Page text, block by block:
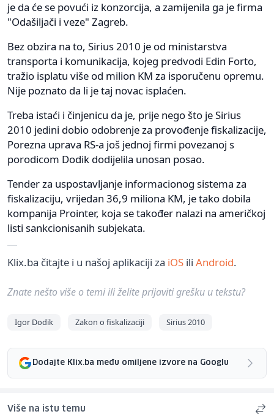
je da će se povući iz konzorcija, a zamijenila ga je firma
"Odašiljači i veze" Zagreb.
Bez obzira na to, Sirius 2010 je od ministarstva
transporta i komunikacija, kojeg predvodi Edin Forto,
tražio isplatu više od milion KM za isporučenu opremu.
Nije poznato da li je taj novac isplaćen.
Treba istaći i činjenicu da je, prije nego što je Sirius
2010 jedini dobio odobrenje za provođenje fiskalizacije,
Porezna uprava RS-a još jednoj firmi povezanoj s
porodicom Dodik dodijelila unosan posao.
Tender za uspostavljanje informacionog sistema za
fiskalizaciju, vrijedan 36,9 miliona KM, je tako dobila
kompanija Prointer, koja se također nalazi na američkoj
listi sankcionisanih subjekata.
Klix.ba čitajte i u našoj aplikaciji za iOS ili Android.
Znate nešto više o temi ili želite prijaviti grešku u tekstu?
Igor Dodik Zakon o fiskalizaciji Sirius 2010
Dodajte Klix.ba među omiljene izvore na Googlu
Više na istu temu